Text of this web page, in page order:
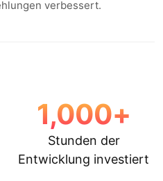
verbessert.
1,000+
Stunden der
Entwicklung investiert